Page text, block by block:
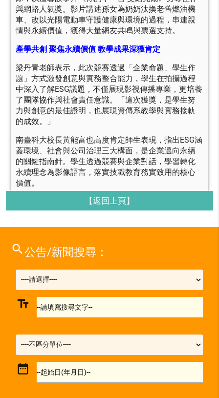
與網路人氣獎。影片講述孫女為奶奶汰換老舊燃油機
車、改以光陽電動車守護健康與環境的過程，串連親
情與永續價值，獲得大量網友共鳴與票選支持。
產學共創 聚焦永續價值 教學成果深獲肯定
梁丹青老師表示，此次競賽透過「企業命題、學生作
題」方式激發創意與實務整合能力，學生在拍攝過程
中深入了解ESG議題，不僅展現影視傳播專業，更培養
了團隊協作與社會責任意識。「這次獲獎，是學生努
力與創意的最佳證明，也展現資傳系教學與實務接軌
的成效。」
南臺科大校長黃能富也高度肯定師生表現，指出ESG涵
蓋環境、社會與公司治理三大構面，是企業邁向永續
的關鍵指南針。學生透過競賽與企業對話，學習轉化
永續理念為影像語言，落實技職教育務實致用的核心
價值。
【返回上頁】
search公告/新聞搜尋：
text_fields --請填寫搜尋文字--
date_range --起始日(年月日)--